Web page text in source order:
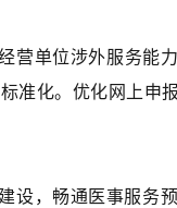
营单位涉外服务能
化。优化网上申
设，畅通医事服务